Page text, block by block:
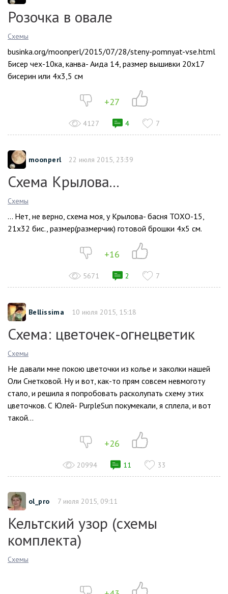
Poзочка в овале
Схемы
businka.org/moonperl/2015/07/28/steny-pomnyat-vse.html
Бисер чех-10ка, канва- Аида 14, размер вышивки 20х17
бисерин или 4х3,5 см
+27
4127 4 7
moonperl 22 июля 2015, 23:39
Схема Крылова...
Схемы
… Нет, не верно, схема моя, у Крылова- басня ТОХО-15,
21х32 бис., размер(размерчик) готовой брошки 4х5 см.
+16
5671 2 7
Bellissima 10 июля 2015, 15:18
Схема: цветочек-огнецветик
Схемы
Не давали мне покою цветочки из колье и заколки нашей
Оли Снетковой. Ну и вот, как-то прям совсем невмоготу
стало, и решила я попробовать расколупать схему этих
цветочков. С Юлей- PurpleSun покумекали, я сплела, и вот
такой...
+26
20994 11 33
ol_pro 7 июля 2015, 09:11
Кельтский узор (схемы
комплекта)
Схемы